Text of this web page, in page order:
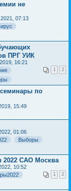
не
07:13
ПРГ УИК
16:21
1 2
по
15:49
01:06
Выборы
2022 САО Москва
10:52
1 2